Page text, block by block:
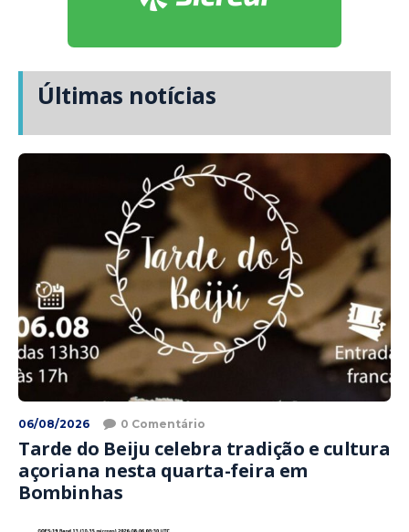
Últimas notícias
06/08/2026 0 Comentário
Tarde do Beiju celebra tradição e cultura
açoriana nesta quarta-feira em
Bombinhas